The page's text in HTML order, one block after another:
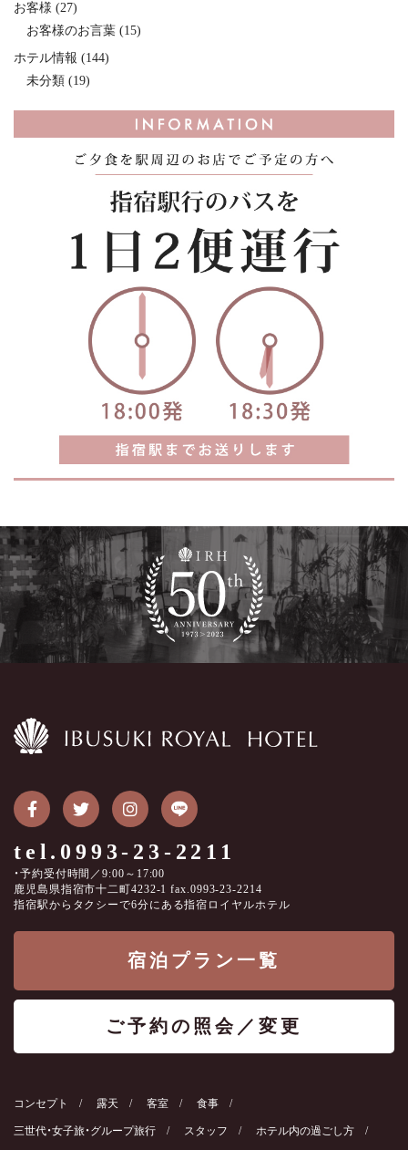
お客様 (27)
お客様のお言葉 (15)
ホテル情報 (144)
未分類 (19)
tel.0993-23-2211
・予約受付時間／9:00～17:00
鹿児島県指宿市十二町4232-1 fax.0993-23-2214
指宿駅からタクシーで6分にある指宿ロイヤルホテル
宿泊プラン一覧
ご予約の照会／変更
コンセプト 露天 客室 食事
三世代・女子旅・グループ旅行 スタッフ ホテル内の過ごし方